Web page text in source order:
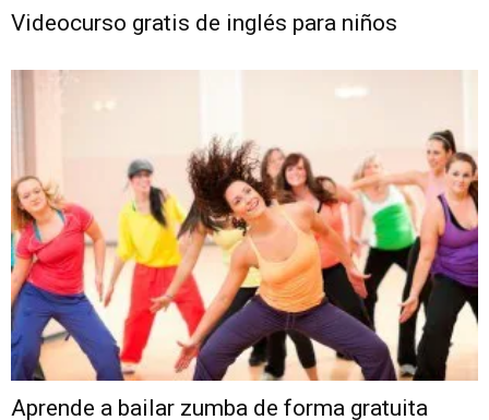
Videocurso gratis de inglés para niños
Aprende a bailar zumba de forma gratuita